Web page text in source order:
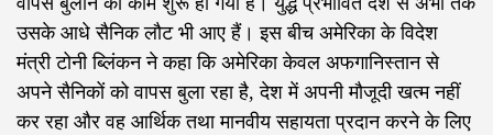
उसके आधे सैनिक लौट भी आए हैं। इस बीच अमेरिका के विदेश
मंत्री टोनी ब्लिंकन ने कहा कि अमेरिका केवल अफगानिस्तान से
अपने सैनिकों को वापस बुला रहा है, देश में अपनी मौजूदी खत्म नहीं
कर रहा और वह आर्थिक तथा मानवीय सहायता प्रदान करने के लिए